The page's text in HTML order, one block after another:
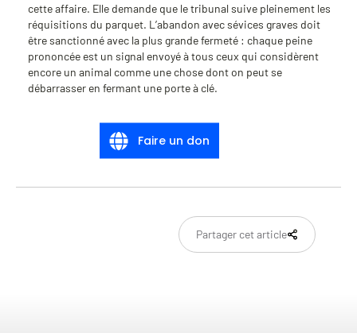
cette affaire. Elle demande que le tribunal suive pleinement les
réquisitions du parquet. L’abandon avec sévices graves doit
être sanctionné avec la plus grande fermeté : chaque peine
prononcée est un signal envoyé à tous ceux qui considèrent
encore un animal comme une chose dont on peut se
débarrasser en fermant une porte à clé.
Partager cet article
Faire un don